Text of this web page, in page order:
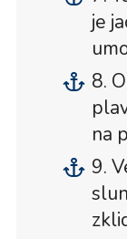
je
8.
na
9.